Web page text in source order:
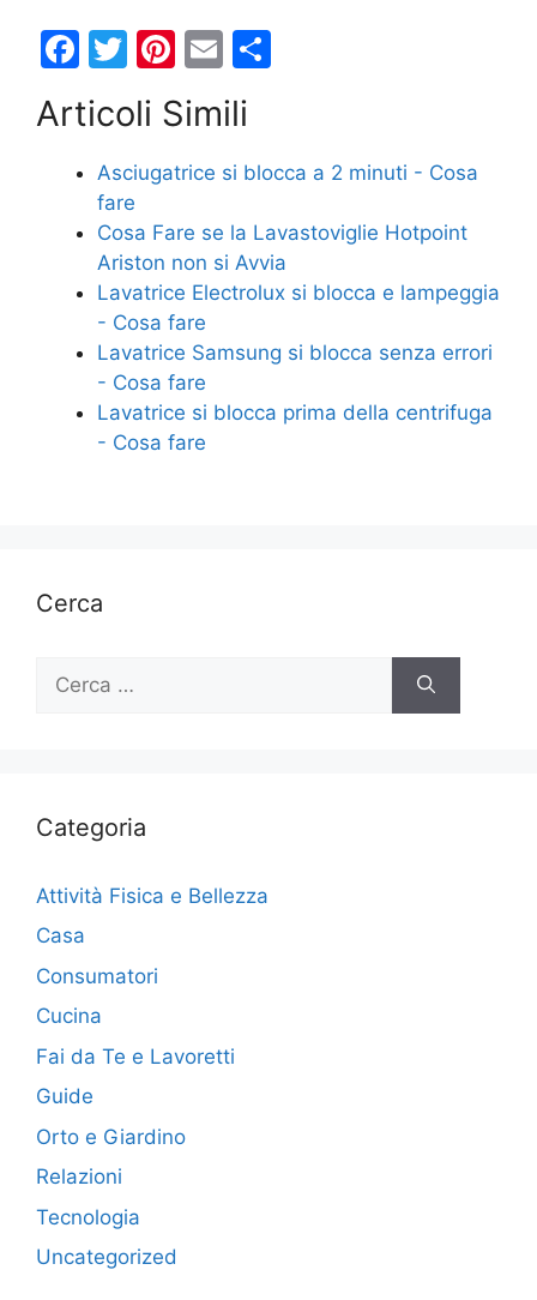
F
a
c
e
b
o
o
k
T
w
itt
er
Pi
nt
er
e
E
m
ai
l
di
di
Articoli Simili
Asciugatrice si blocca a 2 minuti​ - Cosa
fare
Cosa Fare se la Lavastoviglie Hotpoint
Ariston non si Avvia
Lavatrice Electrolux si blocca e lampeggia​
- Cosa fare
Lavatrice Samsung si blocca senza errori​
- Cosa fare
Lavatrice si blocca prima della centrifuga​
- Cosa fare
Cerca
per:
Categoria
Attività Fisica e Bellezza
Casa
Consumatori
Cucina
Fai da Te e Lavoretti
Guide
Orto e Giardino
Relazioni
Tecnologia
Uncategorized